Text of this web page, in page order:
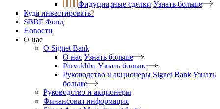
Фидуциарные сделки Узнать больше
Куда инвестировать?
SBBF Фонд
Новости
О нас
O Signet Bank
О нас Узнать больше
Pārvaldība Узнать больше
Руководство и акционеры Signet Bank Узнать
больше
Руководство и акционеры
Финансовая информация